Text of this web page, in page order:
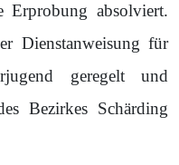
Erprobung absolviert.
Dienstanweisung für
geregelt und
Bezirkes Schärding